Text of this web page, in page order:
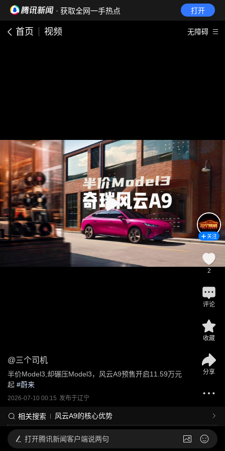
· 获取全网一手热点 打开
首页 视频 无障碍
@三个司机
半价Model3,却碾压Model3，风云A9预售开启11.59万元
起 #蔚来
2026-07-10 00:15 发布于辽宁
相关搜索 风云A9的核心优势
关注
2
评论
收藏
分享
打开腾讯新闻客户端说两句